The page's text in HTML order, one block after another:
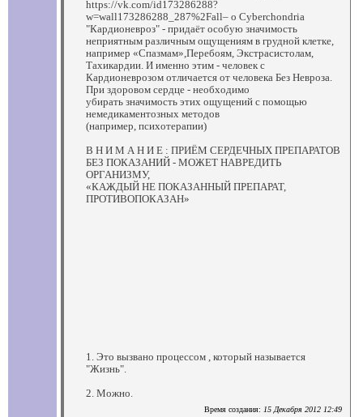
https://vk.com/id173286288?
w=wall173286288_287%2Fall– о Сyberchondria
"Кардионевроз" - придаёт особую значимость
неприятным различным ощущениям в грудной клетке,
например «Спазмам»,Перебоям, Экстрасистолам,
Тахикардии. И именно этим - человек с
Кардионеврозом отличается от человека Без Невроза.
При здоровом сердце - необходимо
убирать значимость этих ощущений с помощью
немедикаментозных методов
(например, психотерапии)
В Н И М А Н И Е : ПРИЁМ СЕРДЕЧНЫХ ПРЕПАРАТОВ
БЕЗ ПОКАЗАНИЙ - МОЖЕТ НАВРЕДИТЬ
ОРГАНИЗМУ,
«КАЖДЫЙ НЕ ПОКАЗАННЫЙ ПРЕПАРАТ,
ПРОТИВОПОКАЗАН»
1. Это вызвано процессом , который называется
"Жизнь".
2. Можно.
Время создания: 15 Декабря 2012 12:49